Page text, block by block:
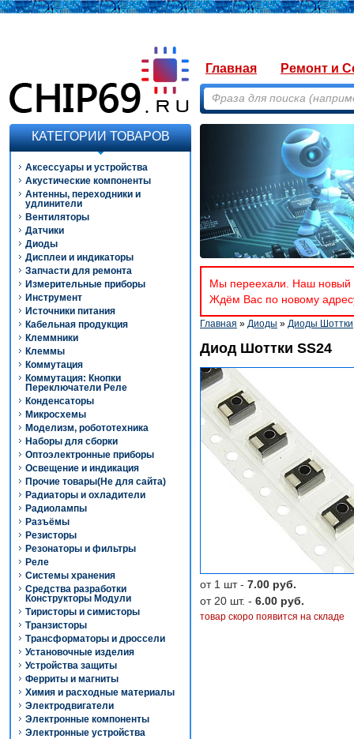
Главная Ремонт и
КАТЕГОРИИ ТОВАРОВ
Аксессуары и устройства
Акустические компоненты
Антенны, переходники и
удлинители
Вентиляторы
Датчики
Диоды
Дисплеи и индикаторы
Запчасти для ремонта
Измерительные приборы
Инструмент
Источники питания
Кабельная продукция
Клеммники
Клеммы
Коммутация
Коммутация: Кнопки
Переключатели Реле
Конденсаторы
Микросхемы
Моделизм, робототехника
Наборы для сборки
Оптоэлектронные приборы
Освещение и индикация
Прочие товары(Не для сайта)
Радиаторы и охладители
Радиолампы
Разъёмы
Резисторы
Резонаторы и фильтры
Реле
Системы хранения
Средства разработки
Конструкторы Модули
Тиристоры и симисторы
Транзисторы
Трансформаторы и дроссели
Установочные изделия
Устройства защиты
Ферриты и магниты
Химия и расходные материалы
Электродвигатели
Электронные компоненты
Электронные устройства
Мы переехали. Наш новый
Ждём Вас по новому
Главная » Диоды » Диоды Шоттки
Диод Шоттки SS24
от 1 шт - 7.00 руб.
от 20 шт. - 6.00 руб.
товар скоро появится на складе